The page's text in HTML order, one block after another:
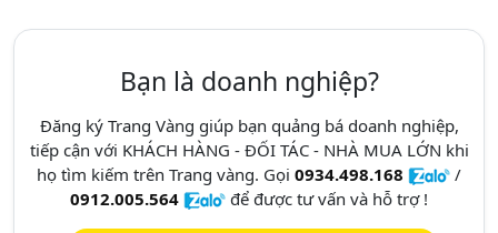
Bạn là doanh nghiệp?
Đăng ký Trang Vàng giúp bạn quảng bá doanh nghiệp,
tiếp cận với KHÁCH HÀNG - ĐỐI TÁC - NHÀ MUA LỚN khi
họ tìm kiếm trên Trang vàng. Gọi 0934.498.168
/
0912.005.564
để được tư vấn và hỗ trợ !